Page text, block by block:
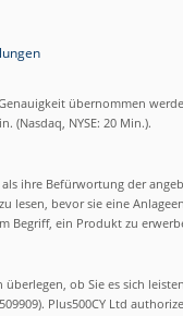
übernommen
(Nasdaq, NYSE: 20 Min.).
ihre Befürwortung der
lesen, bevor sie eine
Begriff, ein Produkt zu
ob Sie es sich
Plus500CY Ltd